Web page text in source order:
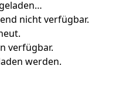
nicht verfügbar.
verfügbar.
werden.